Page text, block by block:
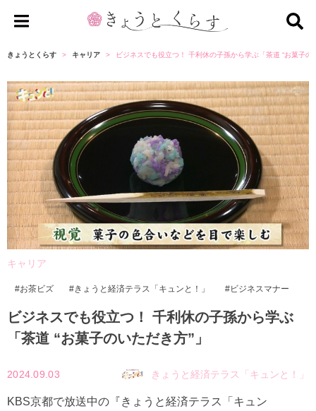
ょ
と
く
ら
す
きょうとくらす キャリア ビジネスでも役立つ！ 千利休の子孫から学ぶ「茶道 “お菓子の
キャリア
お茶ビズ きょうと経済テラス「キュンと！」 ビジネスマナー
ビジネスでも役立つ！ 千利休の子孫から学ぶ
「茶道 “お菓子のいただき方”」
2024.09.03 きょうと経済テラス「キュンと！」
KBS京都で放送中の『きょうと経済テラス「キュン